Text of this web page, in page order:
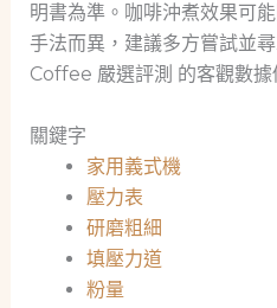
明書為準。咖啡沖煮效果可
手法而異，建議多方嘗試並
Coffee 嚴選評測 的客觀數據
關鍵字
家用義式機
壓力表
研磨粗細
填壓力道
粉量